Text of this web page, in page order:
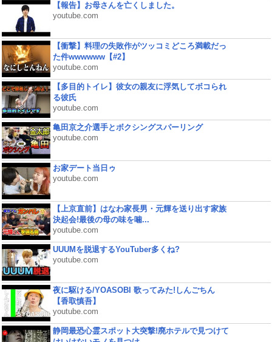
【報告】お母さんを亡くしました。
youtube.com
【衝撃】料理の失敗作がツッコミどころ満載だっ
た件wwwwww【#2】
youtube.com
【多目的トイレ】彼女の親友に浮気してボコられ
る彼氏
youtube.com
亀田京之介選手とボクシングスパーリング
youtube.com
お家デート当日ゥ
youtube.com
【上京直前】はなわ家長男・元輝を送り出す家族
決起会!最後の母の味を噛...
youtube.com
UUUMを脱退するYouTuber多くね?
youtube.com
夜に駆ける/YOASOBI 歌ってみた!しんごちん
【香取慎吾】
youtube.com
静岡最恐心霊スポット大突撃!廃ホテルで見つけて